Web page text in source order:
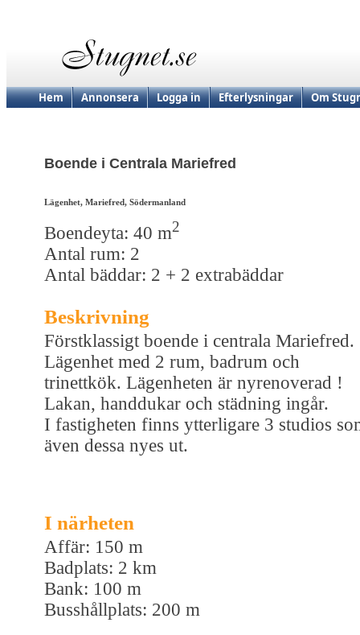
Hem Annonsera Logga in Efterlysningar Om
Boende i Centrala Mariefred
Lägenhet, Mariefred, Södermanland
Boendeyta: 40 m2
Antal rum: 2
Antal bäddar: 2 + 2 extrabäddar
Beskrivning
Förstklassigt boende i centrala Mariefred.
Lägenhet med 2 rum, badrum och
trinettkök. Lägenheten är nyrenoverad !
Lakan, handdukar och städning ingår.
I fastigheten finns ytterligare 3 studios
även dessa nyes ut.
I närheten
Affär: 150 m
Badplats: 2 km
Bank: 100 m
Busshållplats: 200 m